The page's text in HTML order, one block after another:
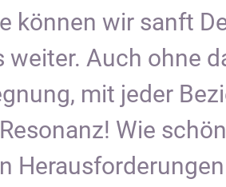
können wir sanft
Auch ohne
mit jeder
Wie
Herausforderungen